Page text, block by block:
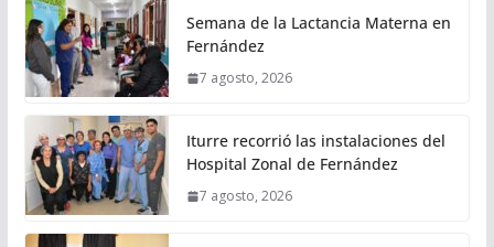
Semana de la Lactancia Materna en
Fernández
7 agosto, 2026
Iturre recorrió las instalaciones del
Hospital Zonal de Fernández
7 agosto, 2026